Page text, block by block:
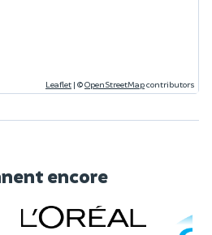
Leaflet | ©OpenStreetMapcontributors
encore